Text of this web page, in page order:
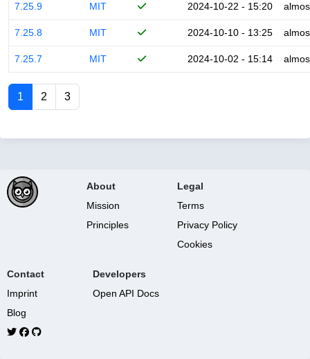
7.25.9 MIT 2024-10-22 - 15:20
7.25.8 MIT 2024-10-10 - 13:25
7.25.7 MIT 2024-10-02 - 15:14
1 2 3
About
Mission
Principles
Legal
Terms
Privacy Policy
Cookies
Contact
Imprint
Blog
Developers
Open API Docs